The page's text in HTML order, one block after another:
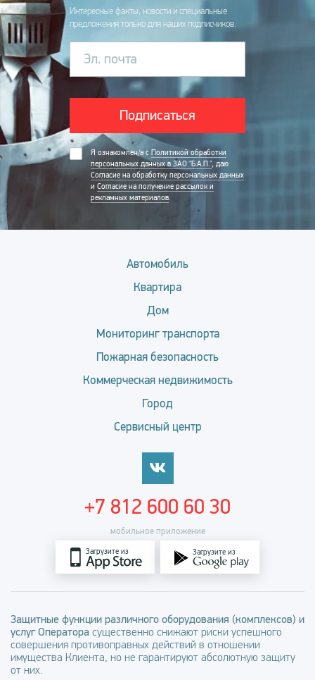
Интересные факты, новости и специальные
предложения только для наших подписчиков.
Эл. почта
Подписаться
Я ознакомлен/а с Политикой обработки
персональных данных в ЗАО "Б.А.П.", даю
Согласие на обработку персональных данных
и Согласие на получение рассылок и
рекламных материалов.
Автомобиль
Квартира
Дом
Мониторинг транспорта
Пожарная безопасность
Коммерческая недвижимость
Город
Сервисный центр
мобильное приложение
Загрузите из Загрузите из
+7 812 600 60 30
Защитные функции различного оборудования (комплексов) и
услуг Оператора существенно снижают риски успешного
совершения противоправных действий в отношении
имущества Клиента, но не гарантируют абсолютную защиту
от них.